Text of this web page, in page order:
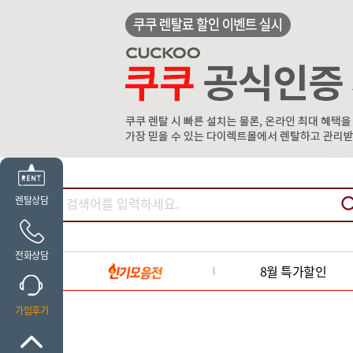
8월 특가할인
렌탈상담
전화상담
가입후기